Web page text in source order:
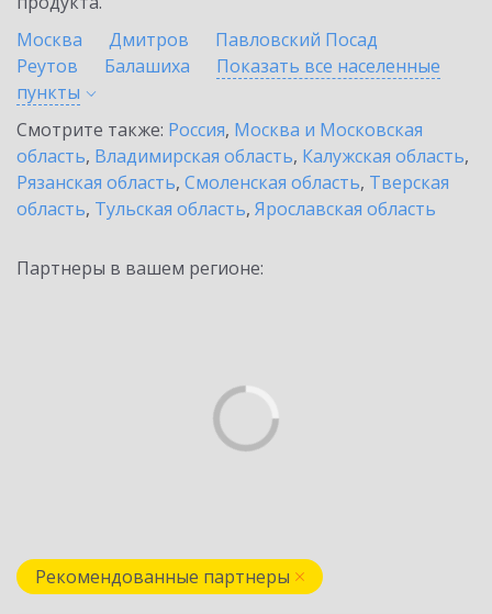
Москва
Дмитров
Павловский Посад
Реутов
Балашиха
Показать все населенные
пункты
Смотрите также: Россия, Москва и Московская
область, Владимирская область, Калужская область,
Рязанская область, Смоленская область, Тверская
область, Тульская область, Ярославская область
Партнеры в вашем регионе:
Рекомендованные партнеры